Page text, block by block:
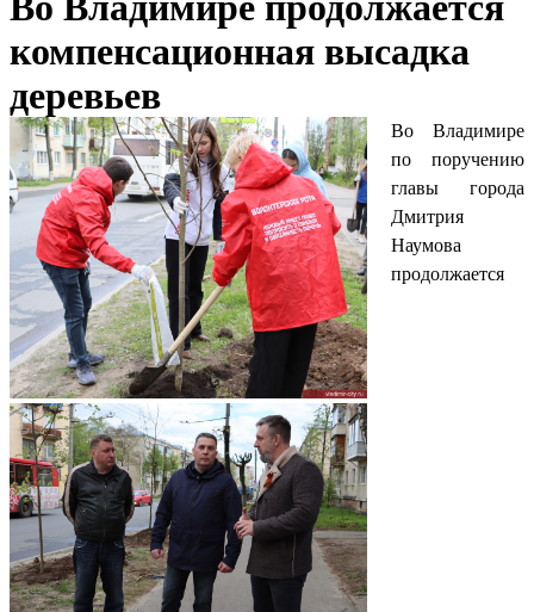
компенсационная высадка
деревьев
Во Владимире
по поручению
главы города
Дмитрия
Наумова
продолжается